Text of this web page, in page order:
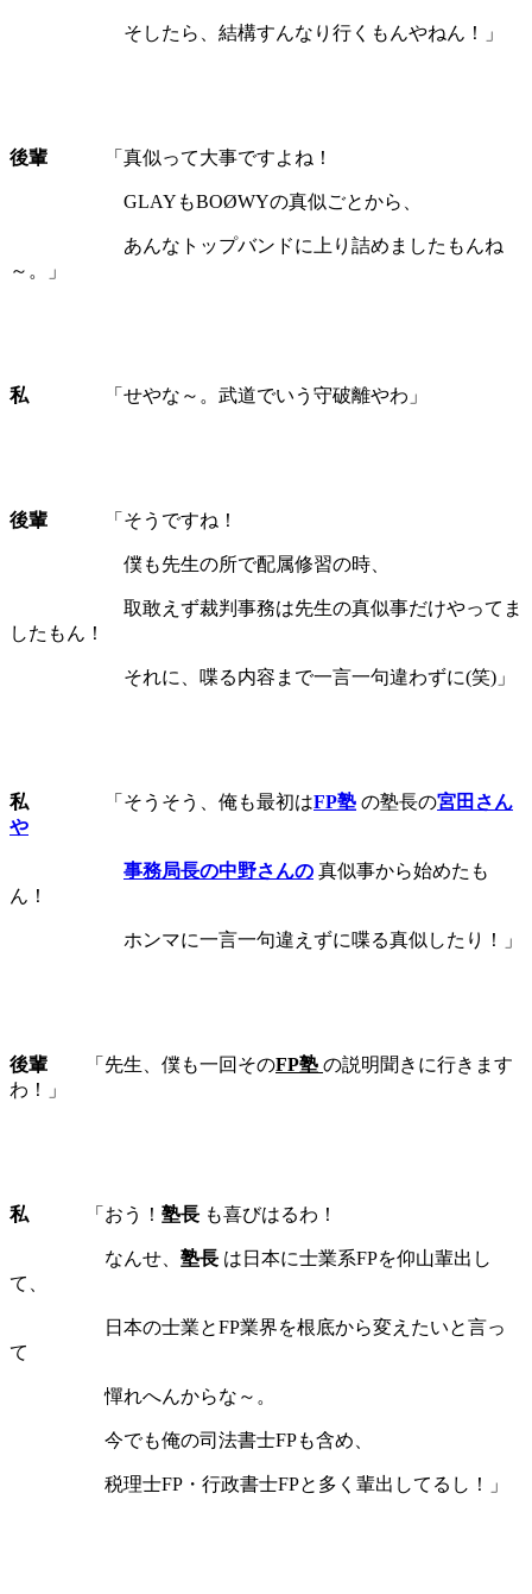
そしたら、結構すんなり行くもんやねん！」
後輩 「真似って大事ですよね！
GLAYもBOØWYの真似ごとから、
あんなトップバンドに上り詰めましたもんね
～。」
私 「せやな～。武道でいう守破離やわ」
後輩 「そうですね！
僕も先生の所で配属修習の時、
取敢えず裁判事務は先生の真似事だけやってま
したもん！
それに、喋る内容まで一言一句違わずに(笑)」
私 「そうそう、俺も最初はFP塾 の塾長の宮田さん
や
事務局長の中野さんの 真似事から始めたも
ん！
ホンマに一言一句違えずに喋る真似したり！」
後輩 「先生、僕も一回そのFP塾 の説明聞きに行きます
わ！」
私 「おう！ 塾長 も喜びはるわ！
なんせ、 塾長 は日本に士業系FPを仰山輩出し
て、
日本の士業とFP業界を根底から変えたいと言っ
て
憚れへんからな～。
今でも俺の司法書士FPも含め、
税理士FP・行政書士FPと多く輩出してるし！」